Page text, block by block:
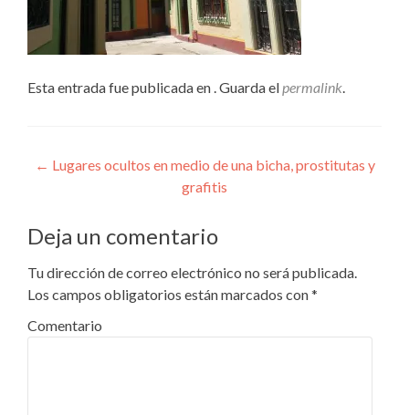
Esta entrada fue publicada en . Guarda elpermalink.
Navegación
entradas
← Lugares ocultos en medio de una bicha, prostitutas y
grafitis
Deja un comentario
Tu dirección de correo electrónico no será publicada.
Los campos obligatorios están marcados con*
Comentario